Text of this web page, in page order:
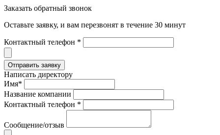
Заказать обратный звонок
Оставьте заявку, и вам перезвонят в течение 30 минут
Контактный телефон *
Написать директору
Имя*
Название компании
Контактный телефон *
Сообщение/отзыв